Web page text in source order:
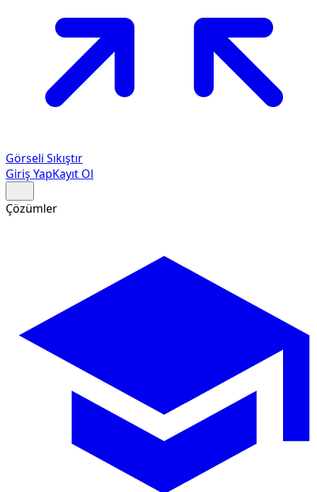
Görseli Sıkıştır
Giriş YapKayıt Ol
Çözümler